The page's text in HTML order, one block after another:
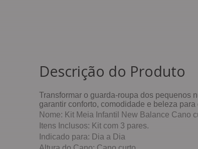
Descrição do Produto
Transformar o guarda-roupa dos pequenos
garantir conforto, comodidade e beleza
Nome: Kit Meia Infantil New Balance Cano
Itens Inclusos: Kit com 3 pares.
Indicado para: Dia a Dia